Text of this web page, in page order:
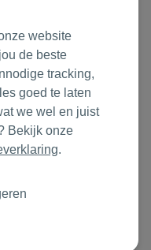
website
de beste
tracking,
goed te laten
we wel en juist
Bekijk onze
.